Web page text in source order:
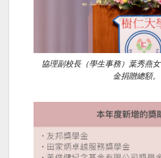
協理副校長（學生事務）葉秀燕
金捐贈總額。